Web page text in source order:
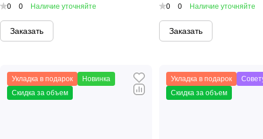
Широкий выбор дизайнов:
камень или бетон.
Водонепроницаемость:
Art East в
0 0 Наличие уточняйте
Заказать
0 0 Наличие уточняйте
Заказать
Укладка в подарок
Новинка
Скидка за объем
Укладка в подарок
Скидка за объем